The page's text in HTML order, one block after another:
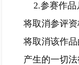
2.参赛作品
将取消参评
将取消该作
产生的一切法